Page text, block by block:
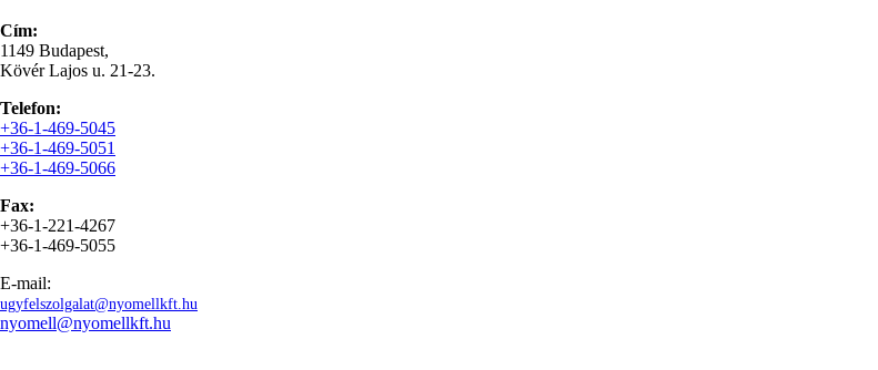
Cím:
1149 Budapest,
Kövér Lajos u. 21-23.
Telefon:
+36-1-469-5045
+36-1-469-5051
+36-1-469-5066
Fax:
+36-1-221-4267
+36-1-469-5055
E-mail:
ugyfelszolgalat@nyomellkft.hu
nyomell@nyomellkft.hu